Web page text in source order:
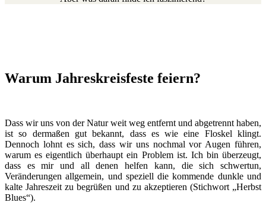
Warum Jahreskreisfeste feiern?
Dass wir uns von der Natur weit weg entfernt und abgetrennt haben,
ist so dermaßen gut bekannt, dass es wie eine Floskel klingt.
Dennoch lohnt es sich, dass wir uns nochmal vor Augen führen,
warum es eigentlich überhaupt ein Problem ist. Ich bin überzeugt,
dass es mir und all denen helfen kann, die sich schwertun,
Veränderungen allgemein, und speziell die kommende dunkle und
kalte Jahreszeit zu begrüßen und zu akzeptieren (Stichwort „Herbst
Blues“).